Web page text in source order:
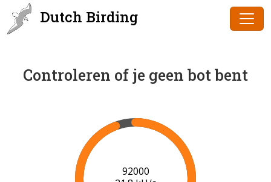
Dutch Birding
Controleren of je geen bot bent
94000